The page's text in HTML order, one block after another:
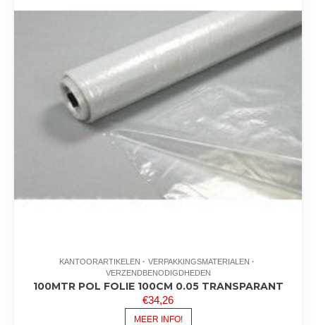
KANTOORARTIKELEN
VERPAKKINGSMATERIALEN
VERZENDBENODIGDHEDEN
100MTR POL FOLIE 100CM 0.05 TRANSPARANT
€34,26
MEER INFO!